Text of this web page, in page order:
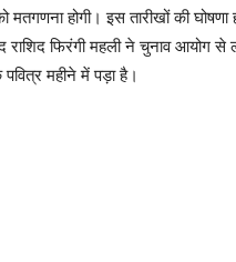
मतगणना होगी। इस तारीखों की
राशिद फिरंगी महली ने चुनाव आयोग
महीने में पड़ा है।